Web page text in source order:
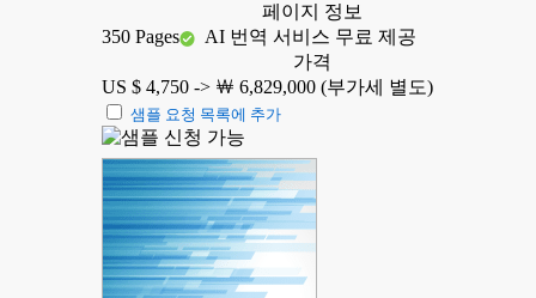
페이지 정보
350 Pages
AI 번역 서비스 무료 제공
가격
US $ 4,750 -> ￦ 6,829,000 (부가세 별도)
샘플 요청 목록에 추가